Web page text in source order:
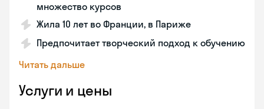
множество курсов
Жила 10 лет во Франции, в Париже
Предпочитает творческий подход к обучению
Читать дальше
Услуги и цены